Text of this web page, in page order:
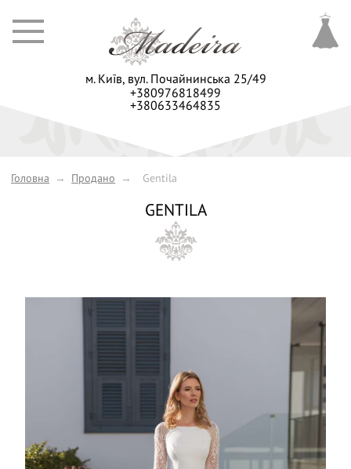
+380976818499
+380633464835
м. Київ, вул. Почайнинська 25/49
Головна → Продано → Gentila
GENTILA